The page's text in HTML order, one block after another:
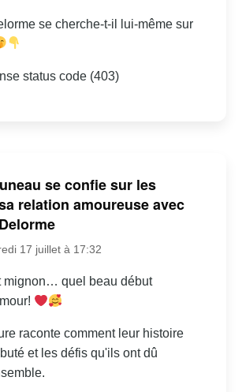
se cherche-t-il lui-même sur
status code (403)
se confie sur les
relation amoureuse avec
17 juillet à 17:32
mignon… quel beau début
raconte comment leur histoire
et les défis qu'ils ont dû